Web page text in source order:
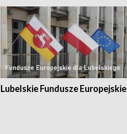
Lubelskie Fundusze Europejskie